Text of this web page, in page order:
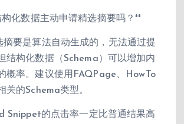
化数据主动申请精选摘要吗？**
摘要是算法自动生成的，无法通过提
结构化数据（Schema）可以增加内
概率。建议使用FAQPage、HowTo
关的Schema类型。
Snippet的点击率一定比普通结果高